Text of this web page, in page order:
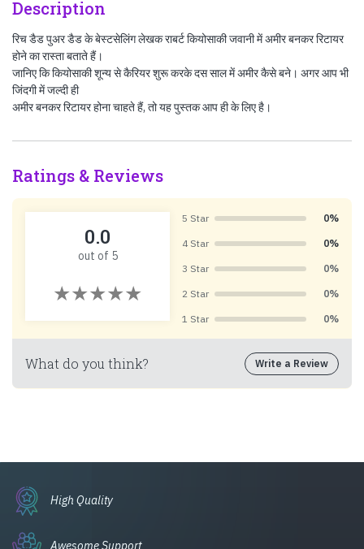
Description
रिच डैड पुअर डैड के बेस्टसेलिंग लेखक राबर्ट कियोसाकी जवानी में अमीर बनकर रिटायर
होने का रास्ता बताते हैं।
जानिए कि कियोसाकी शून्य से कैरियर शुरू करके दस साल में अमीर कैसे बने। अगर आप भी
जिंदगी में जल्दी ही
अमीर बनकर रिटायर होना चाहते हैं, तो यह पुस्तक आप ही के लिए है।
Ratings & Reviews
0.0
out of 5
5 Star 0%
4 Star 0%
3 Star 0%
2 Star 0%
1 Star 0%
What do you think? Write a Review
High Quality
Awesome Support